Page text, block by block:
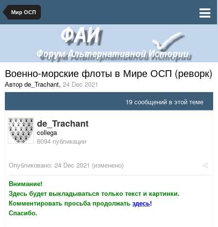
Мир ОСП
Военно-морские флоты в Мире ОСП (реворк)
Автор de_Trachant, 24 Dec 2021
19 сообщений в этой теме
de_Trachant
collega
6094 публикации
Опубликовано: 24 Dec 2021 (изменено)
Внимание!
Здесь будет выкладываться только текст и картинки.
Комментировать просьба продолжать здесь!
Спасибо.